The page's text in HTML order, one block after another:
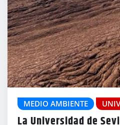
MEDIO AMBIENTE